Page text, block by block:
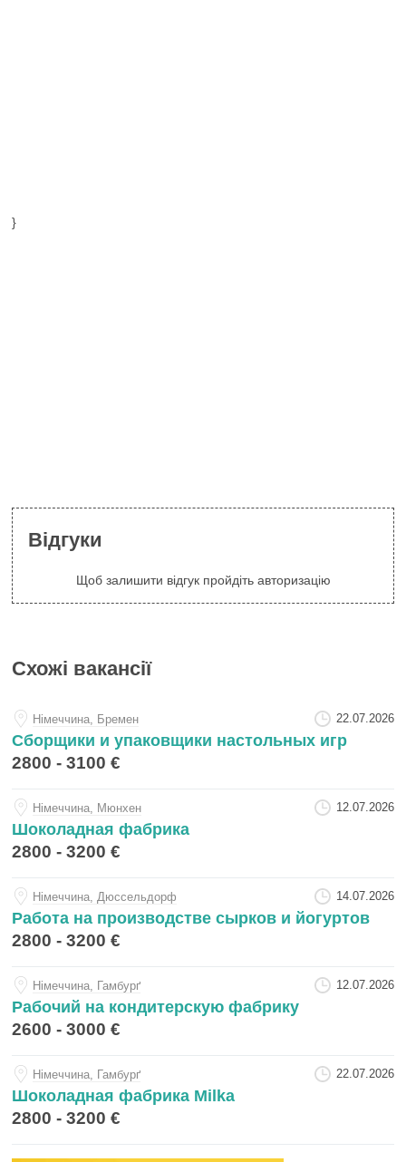
}
Відгуки
Щоб залишити відгук пройдіть авторизацію
Схожі вакансії
Нiмеччина, Бремен 22.07.2026
Сборщики и упаковщики настольных игр
2800 - 3100 €
Нiмеччина, Мюнхен 12.07.2026
Шоколадная фабрика
2800 - 3200 €
Нiмеччина, Дюссельдорф 14.07.2026
Работа на производстве сырков и йогуртов
2800 - 3200 €
Нiмеччина, Гамбурґ 12.07.2026
Рабочий на кондитерскую фабрику
2600 - 3000 €
Нiмеччина, Гамбурґ 22.07.2026
Шоколадная фабрика Milka
2800 - 3200 €